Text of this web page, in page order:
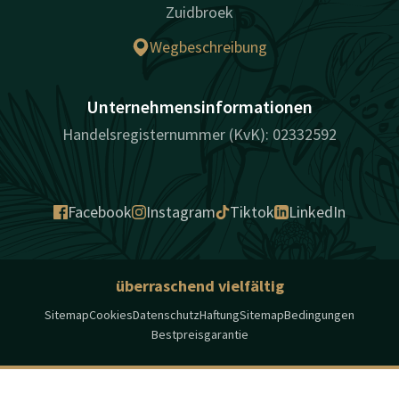
Zuidbroek
Wegbeschreibung
Unternehmensinformationen
Handelsregisternummer (KvK): 02332592
Facebook Instagram Tiktok LinkedIn
überraschend vielfältig
SitemapCookiesDatenschutzHaftungSitemapBedingungen
Bestpreisgarantie